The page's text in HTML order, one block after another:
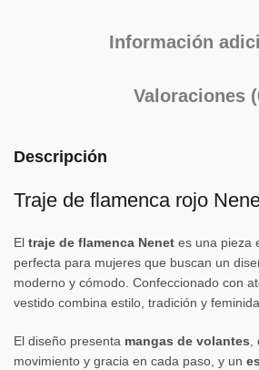
Información
Valoraciones
Descripción
Traje de flamenca rojo
El traje de flamenca Nenet es una pieza
perfecta para mujeres que buscan un
moderno y cómodo. Confeccionado con
vestido combina estilo, tradición y
El diseño presenta mangas de volantes,
movimiento y gracia en cada paso, y un